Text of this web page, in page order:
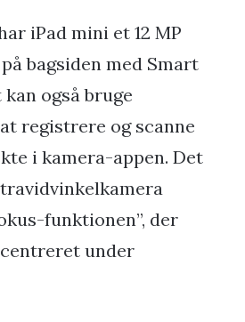
iPad mini et 12 MP
bagsiden med Smart
kan også bruge
registrere og scanne
i kamera-appen. Det
funktionen”, der
under